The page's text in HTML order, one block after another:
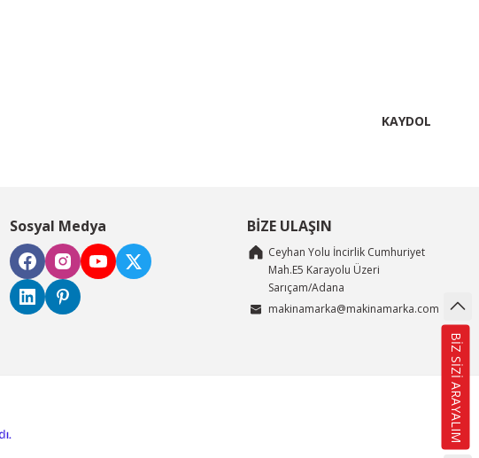
KAYDOL
Sosyal Medya BİZE ULAŞIN
Ceyhan Yolu İncirlik Cumhuriyet
Mah.E5 Karayolu Üzeri
Sarıçam/Adana
makinamarka@makinamarka.com
BİZ SİZİ ARAYALIM